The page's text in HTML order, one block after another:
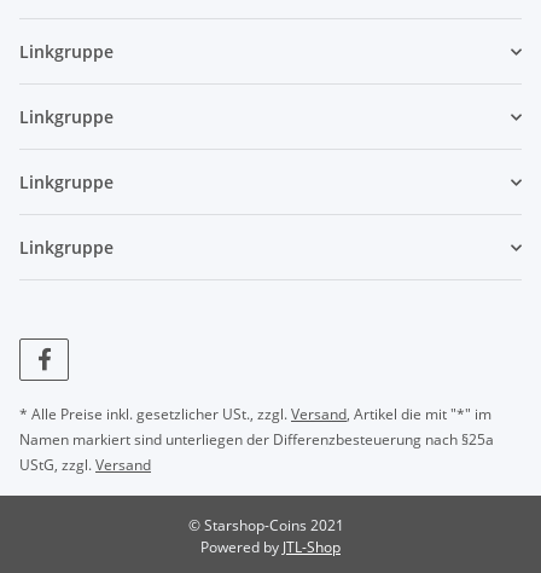
Linkgruppe
Linkgruppe
Linkgruppe
Linkgruppe
* Alle Preise inkl. gesetzlicher USt., zzgl.Versand, Artikel die mit "*" im
Namen markiert sind unterliegen der Differenzbesteuerung nach §25a
UStG, zzgl.Versand
© Starshop-Coins 2021
Powered by JTL-Shop